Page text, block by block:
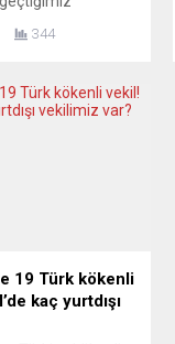
dizi yazışmaya
içeren “getürkt”
ünlü bir
344
19 Türk kökenli
kaç yurtdışı